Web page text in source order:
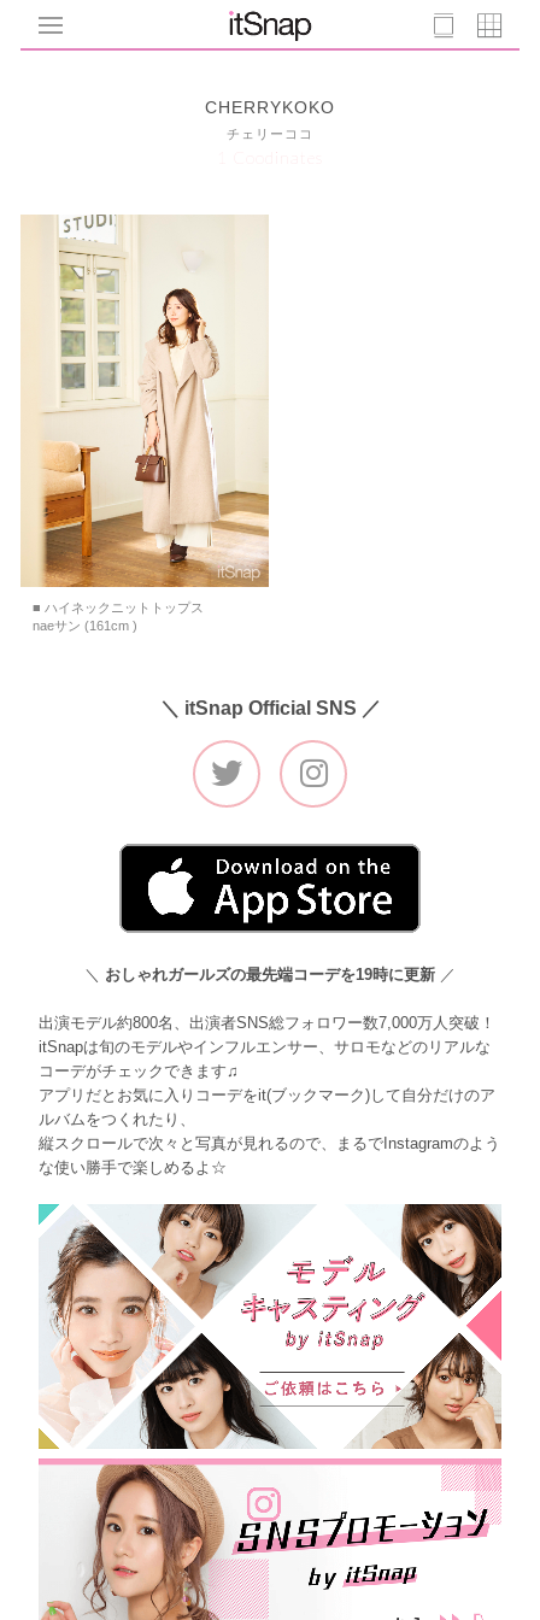
CHERRYKOKO
チェリーココ
1 Coodinates
■ ハイネックニットトップス
naeサン (161cm )
＼ itSnap Official SNS ／
＼ おしゃれガールズの最先端コーデを19時に更新 ／
出演モデル約800名、出演者SNS総フォロワー数7,000万人突破！
itSnapは旬のモデルやインフルエンサー、サロモなどのリアルな
コーデがチェックできます♫
アプリだとお気に入りコーデをit(ブックマーク)して自分だけのア
ルバムをつくれたり、
縦スクロールで次々と写真が見れるので、まるでInstagramのよう
な使い勝手で楽しめるよ☆